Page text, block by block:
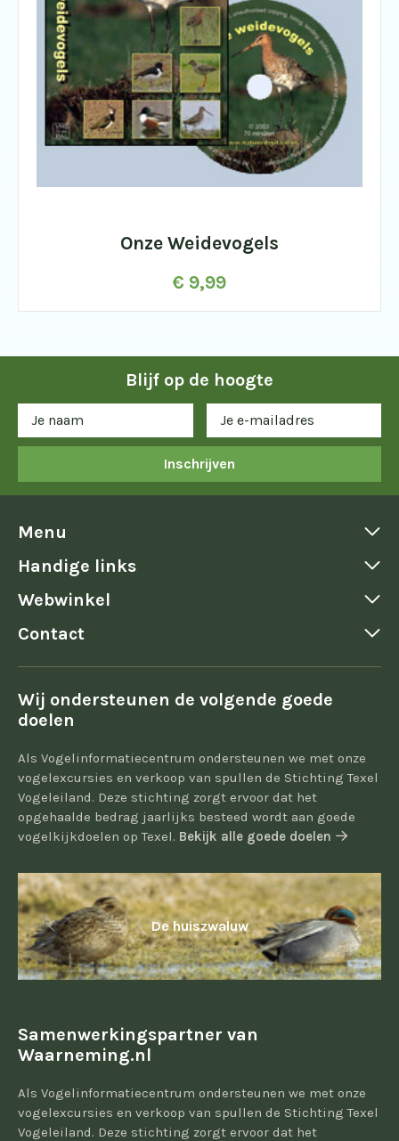
Onze Weidevogels
€ 9,99
Blijf op de hoogte
Inschrijven
Menu
Handige links
Webwinkel
Contact
Wij ondersteunen de volgende goede
doelen
Als Vogelinformatiecentrum ondersteunen we met onze
vogelexcursies en verkoop van spullen de Stichting Texel
Vogeleiland. Deze stichting zorgt ervoor dat het
opgehaalde bedrag jaarlijks besteed wordt aan goede
vogelkijkdoelen op Texel. Bekijk alle goede doelen
De huiszwaluw
Samenwerkingspartner van
Waarneming.nl
Als Vogelinformatiecentrum ondersteunen we met onze
vogelexcursies en verkoop van spullen de Stichting Texel
Vogeleiland. Deze stichting zorgt ervoor dat het